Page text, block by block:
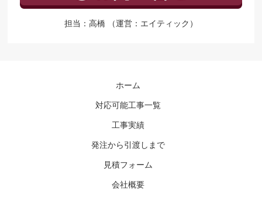
担当：高橋 （運営：エイティック）
ホーム
対応可能工事一覧
工事実績
発注から引渡しまで
見積フォーム
会社概要